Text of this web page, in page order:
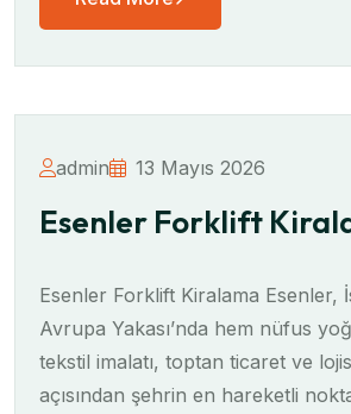
admin 13 Mayıs 2026
Esenler Forklift
Esenler Forklift Kiralama Esenler,
Avrupa Yakası’nda hem nüfus
tekstil imalatı, toptan ticaret ve
açısından şehrin en hareketli